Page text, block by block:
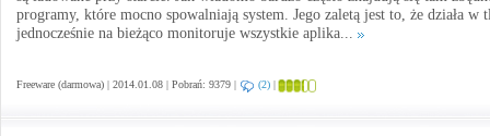
programy, które mocno spowalniają system. Jego zaletą jest to, że działa w
jednocześnie na bieżąco monitoruje wszystkie aplika...
Freeware (darmowa) | 2014.01.08 | Pobrań: 9379 | (2) |